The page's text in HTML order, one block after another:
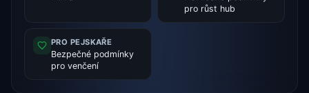
pro růst hub
PRO PEJSKAŘE
Bezpečné podmínky
pro venčení